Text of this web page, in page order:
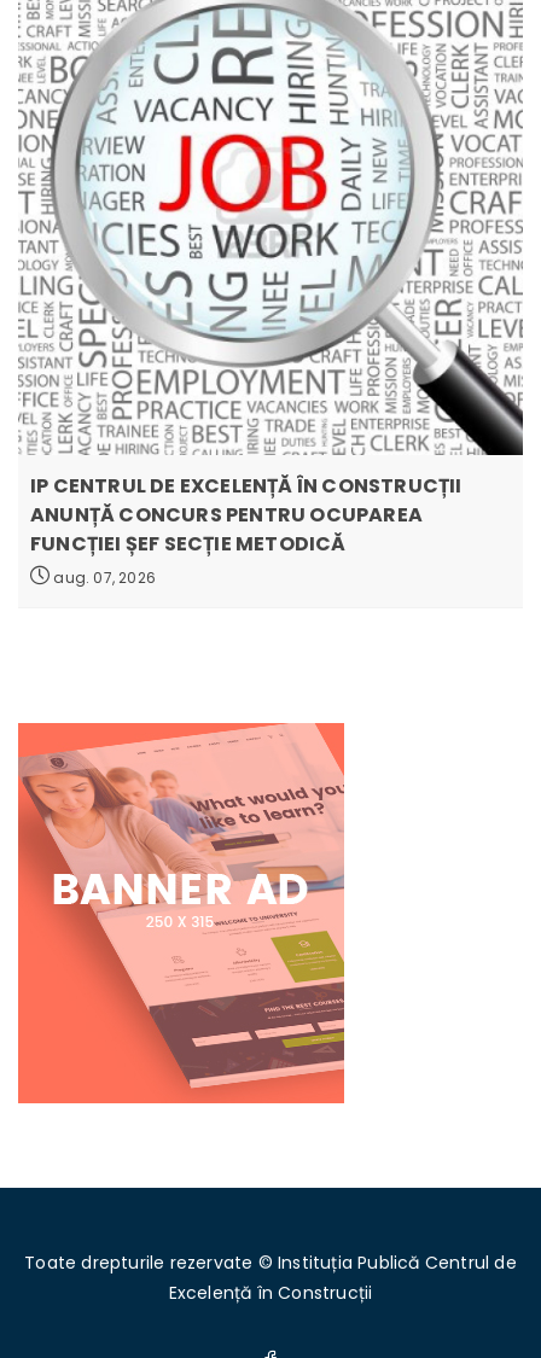
IP CENTRUL DE EXCELENȚĂ ÎN CONSTRUCȚII
ANUNȚĂ CONCURS PENTRU OCUPAREA
FUNCȚIEI ȘEF SECȚIE METODICĂ
aug. 07, 2026
Toate drepturile rezervate © Instituția Publică Centrul de
Excelență în Construcții